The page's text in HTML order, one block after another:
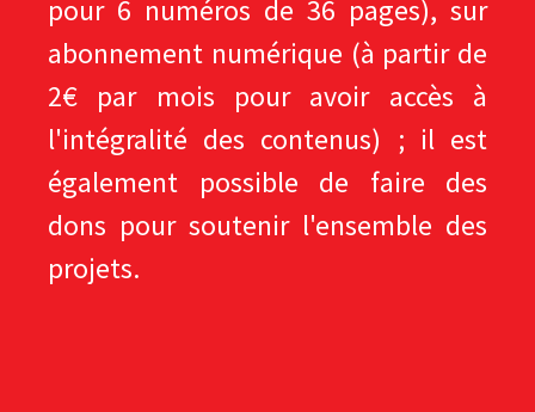
pour 6 numéros de 36 pages), sur
abonnement numérique (à partir de
2€ par mois pour avoir accès à
l'intégralité des contenus) ; il est
également possible de faire des
dons pour soutenir l'ensemble des
projets.